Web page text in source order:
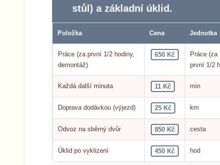
stůl) a základní úklid.
Položka Cena Jednotka
Práce (za první 1/2 hodiny,
demontáž)
650 Kč
Práce (za
první 1/2
Každá další minuta 11 Kč min
Doprava dodávkou (výjezd) 25 Kč km
Odvoz na sběrný dvůr 850 Kč cesta
Úklid po vyklizení 450 Kč hod